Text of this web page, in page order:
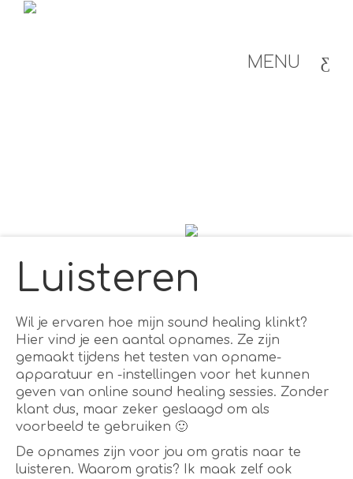
MENU
Luisteren
Wil je ervaren hoe mijn sound healing klinkt?
Hier vind je een aantal opnames. Ze zijn
gemaakt tijdens het testen van opname-
apparatuur en -instellingen voor het kunnen
geven van online sound healing sessies. Zonder
klant dus, maar zeker geslaagd om als
voorbeeld te gebruiken 🙂
De opnames zijn voor jou om gratis naar te
luisteren. Waarom gratis? Ik maak zelf ook